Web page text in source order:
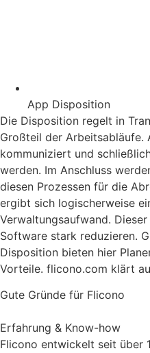
App Disposition
Die Disposition regelt in
Großteil der Arbeitsabläufe.
kommuniziert und
werden. Im Anschluss
diesen Prozessen für die
ergibt sich logischerweise
Verwaltungsaufwand.
Software stark reduzieren.
Disposition bieten hier
Vorteile. flicono.com klärt
Gute Gründe für Flicono
Erfahrung & Know-how
Flicono entwickelt seit über